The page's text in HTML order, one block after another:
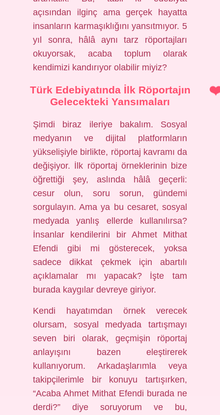
açısından ilginç ama gerçek hayatta
insanların karmaşıklığını yansıtmıyor. 5
yıl sonra, hâlâ aynı tarz röportajları
okuyorsak, acaba toplum olarak
kendimizi kandırıyor olabilir miyiz?
Türk Edebiyatında İlk Röportajın
Gelecekteki Yansımaları
Şimdi biraz ileriye bakalım. Sosyal
medyanın ve dijital platformların
yükselişiyle birlikte, röportaj kavramı da
değişiyor. İlk röportaj örneklerinin bize
öğrettiği şey, aslında hâlâ geçerli:
cesur olun, soru sorun, gündemi
sorgulayın. Ama ya bu cesaret, sosyal
medyada yanlış ellerde kullanılırsa?
İnsanlar kendilerini bir Ahmet Mithat
Efendi gibi mi gösterecek, yoksa
sadece dikkat çekmek için abartılı
açıklamalar mı yapacak? İşte tam
burada kaygılar devreye giriyor.
Kendi hayatımdan örnek verecek
olursam, sosyal medyada tartışmayı
seven biri olarak, geçmişin röportaj
anlayışını bazen eleştirerek
kullanıyorum. Arkadaşlarımla veya
takipçilerimle bir konuyu tartışırken,
“Acaba Ahmet Mithat Efendi burada ne
derdi?” diye soruyorum ve bu,